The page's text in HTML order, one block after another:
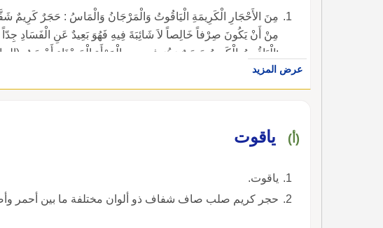
مِنَ الأَحْجَارِ الْكَرِيمَةِ الْيَاقُوتُ وَالْمَرْجَانُ وَالْمَاسُ : حَجَرٌ كَرِيمٌ
:الْيَاقُوتُ الْكَرِيمُ حَسَنٌ وَهُوَ فِي جِيدِ الْمَرْأَةِ الْحَسْنَاءِ أَحْسَنُ.
عرض المزيد
(أ) ياقوت
ياقوت.
حجر كريم صلب صاف شفاف ذو ألوان مختلفة ما بين أحمر